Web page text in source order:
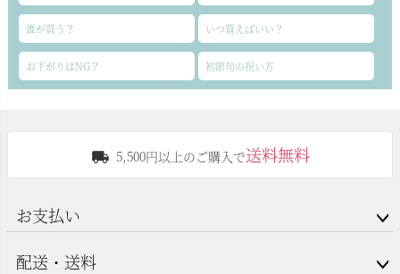
誰が買う？ いつ買えばいい？
お下がりはNG？ 初節句の祝い方
5,500円以上のご購入で送料無料
お支払い
配送・送料